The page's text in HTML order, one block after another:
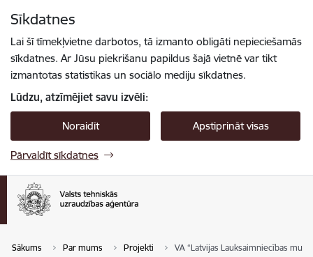
Sīkdatnes
Lai šī tīmekļvietne darbotos, tā izmanto obligāti nepieciešamās
sīkdatnes. Ar Jūsu piekrišanu papildus šajā vietnē var tikt
izmantotas statistikas un sociālo mediju sīkdatnes.
Lūdzu, atzīmējiet savu izvēli:
Noraidīt Apstiprināt visas
Pārvaldīt sīkdatnes
Sākums Par mums Projekti VA “Latvijas Lauksaimniecības